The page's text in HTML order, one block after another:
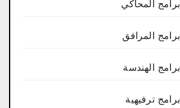
برامج المحاكي
برامج المرافق
برامج الهندسة
برامج ترفيهية